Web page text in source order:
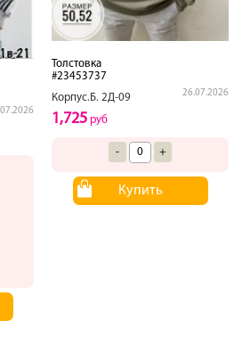
Толстовка
#23453737
Корпус.Б. 2Д-09
26.07.2026
1,725 руб
- +
Купить